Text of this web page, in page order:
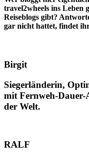
travel2wheels ins Leben
Reiseblogs gibt?
gar nicht hattet, findet
Birgit
Siegerländerin,
mit Fernweh-
der Welt.
RALF